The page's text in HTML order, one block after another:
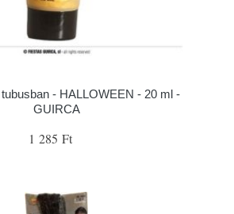
- HALLOWEEN - 20 ml -
GUIRCA
1 285 Ft